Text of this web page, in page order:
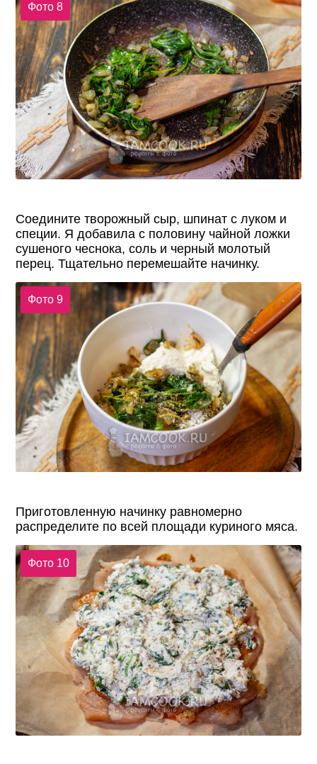
Фото 8
Соедините творожный сыр, шпинат с луком и
специи. Я добавила с половину чайной ложки
сушеного чеснока, соль и черный молотый
перец. Тщательно перемешайте начинку.
Фото 9
Приготовленную начинку равномерно
распределите по всей площади куриного мяса.
Фото 10